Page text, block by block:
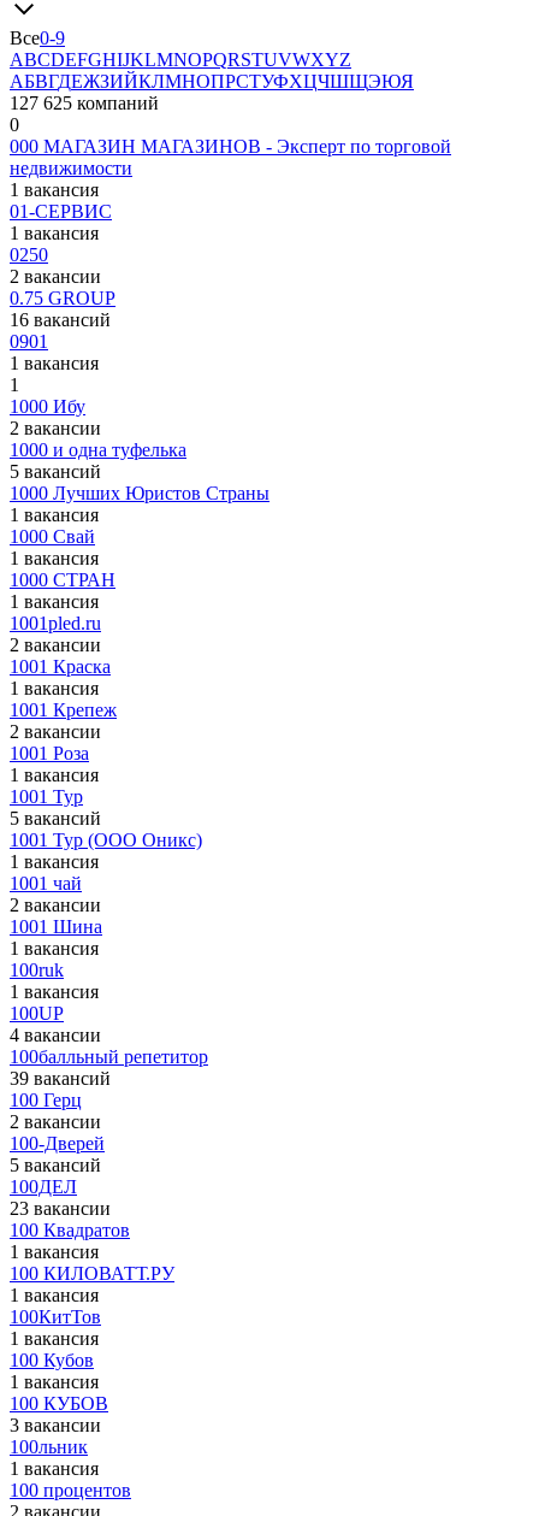
Все0-9
ABCDEFGHIJKLMNOPQRSTUVWXYZ
АБВГДЕЖЗИЙКЛМНОПРСТУФХЦЧШЩЭЮЯ
127 625 компаний
0
000 МАГАЗИН МАГАЗИНОВ - Эксперт по торговой
недвижимости
1 вакансия
01-СЕРВИС
1 вакансия
0250
2 вакансии
0.75 GROUP
16 вакансий
0901
1 вакансия
1
1000 Ибу
2 вакансии
1000 и одна туфелька
5 вакансий
1000 Лучших Юристов Страны
1 вакансия
1000 Свай
1 вакансия
1000 СТРАН
1 вакансия
1001pled.ru
2 вакансии
1001 Краска
1 вакансия
1001 Крепеж
2 вакансии
1001 Роза
1 вакансия
1001 Тур
5 вакансий
1001 Тур (ООО Оникс)
1 вакансия
1001 чай
2 вакансии
1001 Шина
1 вакансия
100ruk
1 вакансия
100UP
4 вакансии
100балльный репетитор
39 вакансий
100 Герц
2 вакансии
100-Дверей
5 вакансий
100ДЕЛ
23 вакансии
100 Квадратов
1 вакансия
100 КИЛОВАТТ.РУ
1 вакансия
100КитТов
1 вакансия
100 Кубов
1 вакансия
100 КУБОВ
3 вакансии
100льник
1 вакансия
100 процентов
2 вакансии